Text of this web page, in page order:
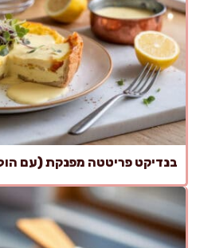
בנדיקט פריטטה מפנקת (עם